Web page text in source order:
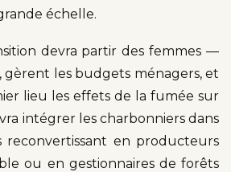
échelle.
devra partir des femmes —
gèrent les budgets ménagers, et
lieu les effets de la fumée sur
intégrer les charbonniers dans
reconvertissant en producteurs
ou en gestionnaires de forêts